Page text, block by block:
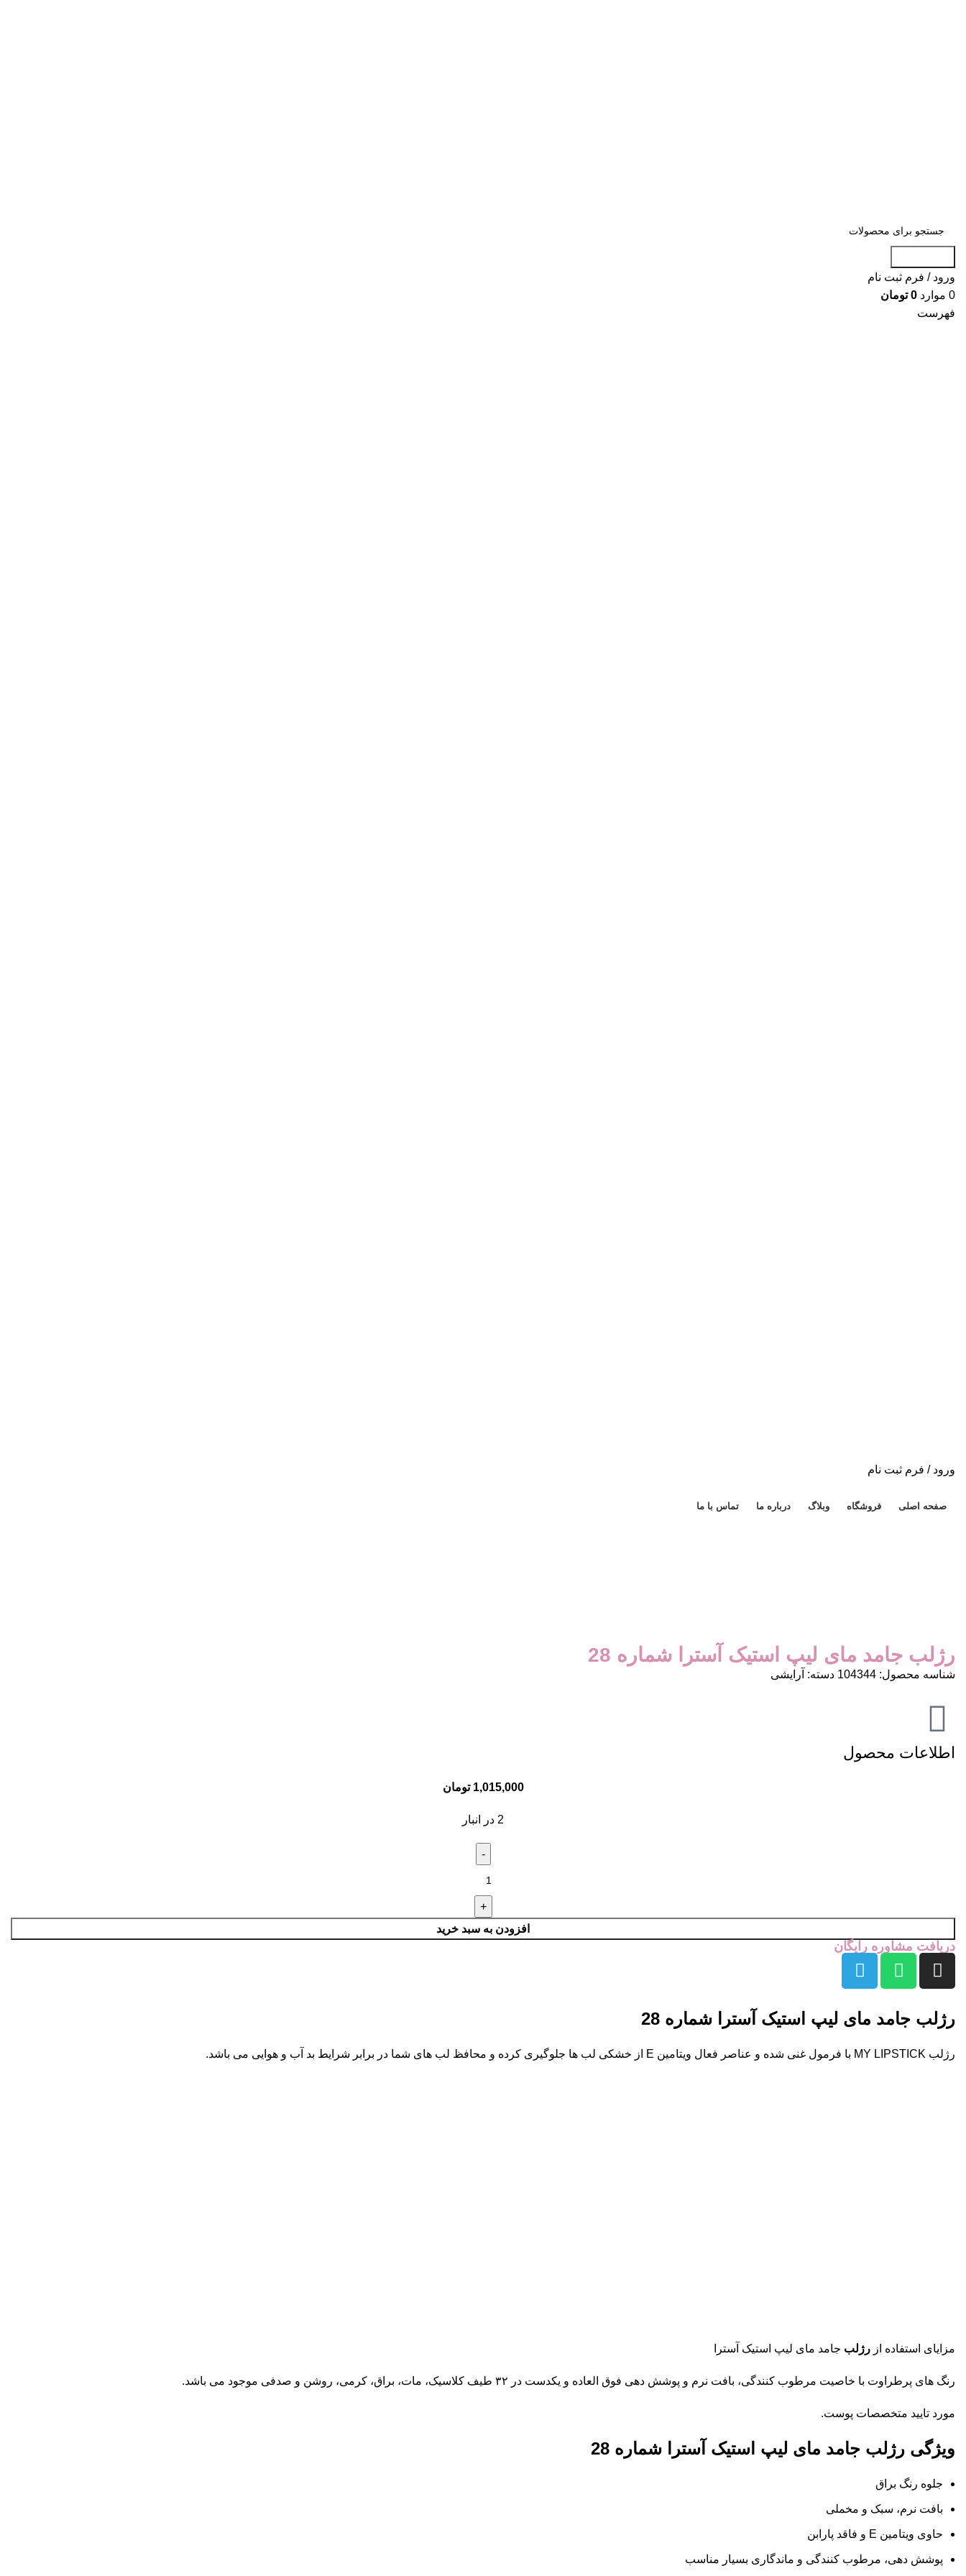
ورود / فرم ثبت نام
0 موارد 0 تومان
فهرست
ورود / فرم ثبت نام
صفحه اصلی فروشگاه وبلاگ درباره ما تماس با ما
رژلب جامد مای لیپ استیک آسترا شماره 28
شناسه محصول: 104344 دسته: آرایشی
اطلاعات محصول
1,015,000 تومان
2 در انبار
افزودن به سبد خرید
دریافت مشاوره رایگان
رژلب جامد مای لیپ استیک آسترا شماره 28
رژلب MY LIPSTICK با فرمول غنی شده و عناصر فعال ویتامین E از خشکی لب ها جلوگیری کرده و محافظ لب های شما در برابر شرایط بد آب و هوایی می باشد.
مزایای استفاده از رژلب جامد مای لیپ استیک آسترا
رنگ های پرطراوت با خاصیت مرطوب کنندگی، بافت نرم و پوشش دهی فوق العاده و یکدست در ۳۲ طیف کلاسیک، مات، براق، کرمی، روشن و صدفی موجود می باشد.
مورد تایید متخصصات پوست.
ویژگی رژلب جامد مای لیپ استیک آسترا شماره 28
جلوه رنگ براق
بافت نرم، سبک و مخملی
حاوی ویتامین E و فاقد پارابن
پوشش دهی، مرطوب کنندگی و ماندگاری بسیار مناسب